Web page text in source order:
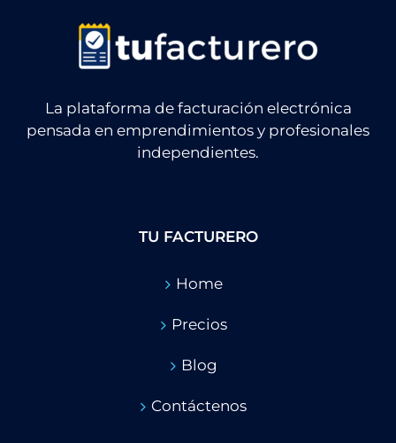
La plataforma de facturación electrónica
pensada en emprendimientos y profesionales
independientes.
TU FACTURERO
Home
Precios
Blog
Contáctenos